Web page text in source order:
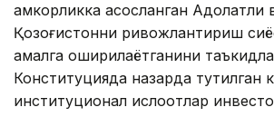
ҳамкорликка асосланган Адолатли
Қозоғистонни ривожлантириш
амалга оширилаётганини
Конституцияда назарда тутилган
институционал ислоҳотлар